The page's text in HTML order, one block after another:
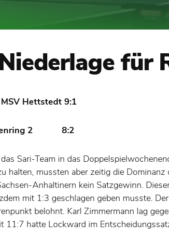
für
Hettstedt 9:1
2 8:2
Sari-Team in das
halten, mussten aber zeitig die
Anhaltinern kein Satzgewinn.
mit 1:3 geschlagen geben musste.
belohnt. Karl Zimmermann lag
11:7 hatte Lockward im